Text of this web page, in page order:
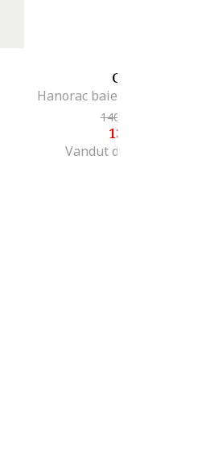
GUESS
140
130
Vandut de MODIVO SA